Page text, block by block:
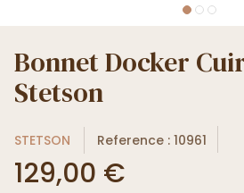
Bonnet Docker
Stetson
STETSON Reference : 10961
129,00 €